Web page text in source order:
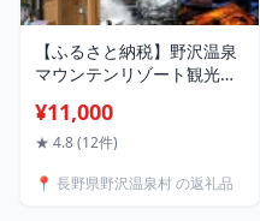
【ふるさと納税】野沢温泉
マウンテンリゾート観光局
30,000円分｜観光 旅行 ホ
テル リゾート トラベル 旅
楽天トラベル クーポン サ
¥11,000
★ 4.8 (12件)
📍 長野県野沢温泉村 の返礼品